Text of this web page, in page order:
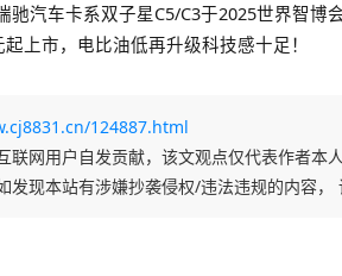
驰汽车卡系双子星C5/C3于2025世界智博
上市，电比油低再升级科技感十足！
124887.html
联网用户自发贡献，该文观点仅代表作者本
发现本站有涉嫌抄袭侵权/违法违规的内容，